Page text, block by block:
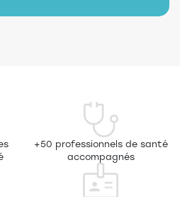
+50 professionnels de santé
accompagnés